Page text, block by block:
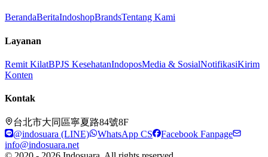
BerandaBeritaIndoshopBrandsTentang Kami
Layanan
Remit KilatBPJS KesehatanIndoposMedia & SosialNotifikasiKirim
Konten
Kontak
台北市大同區寧夏路84號8F
@indosuara (LINE)
WhatsApp CS
Facebook Fanpage
info@indosuara.net